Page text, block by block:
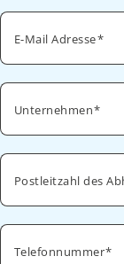
E-Mail Adresse
Unternehmen
Postleitzahl des
Telefonnummer